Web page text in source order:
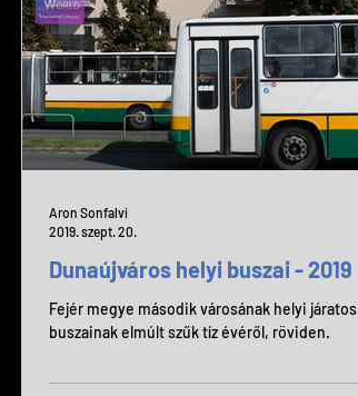
Dunaújváros helyi buszai - 2019
Fejér megye második városának helyi járatos
buszainak elmúlt szűk tíz évéről, röviden.
Aron Sonfalvi
2019. szept. 20.